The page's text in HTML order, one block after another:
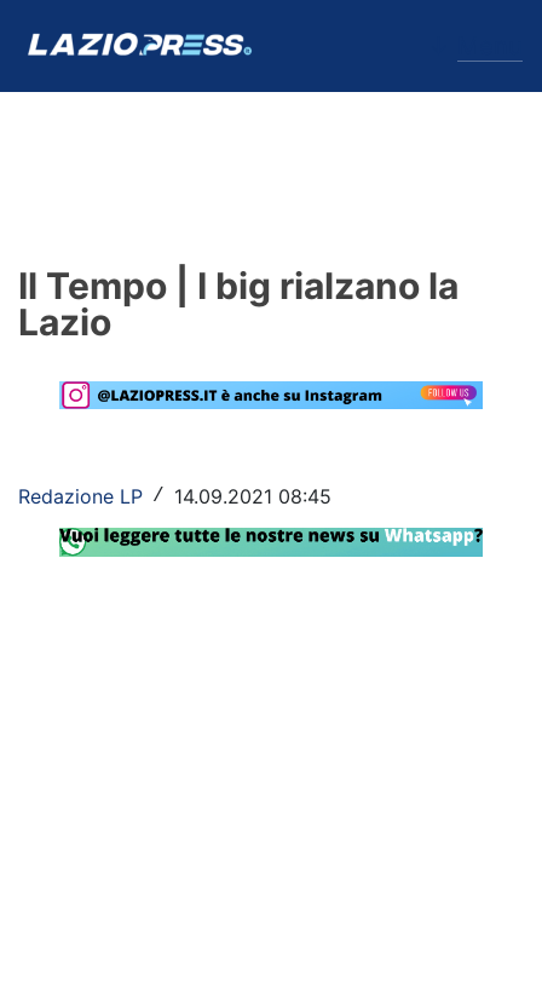
Formello
Primavera
Lazio Women
Il Tempo | I big rialzano la
Lazio
Redazione LP / 14.09.2021 08:45